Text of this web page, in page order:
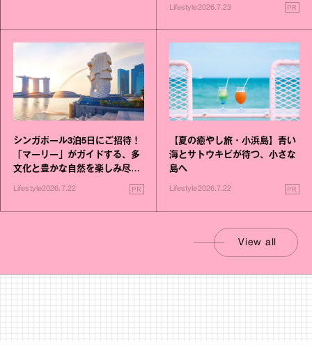
Lifestyle2026.7.23 PR
シンガポール3泊5日にご招待！
「マーリー」がガイドする、多
文化と豊かな自然を楽しみ尽く
Lifestyle2026.7.22 PR
【夏の癒やし旅・小浜島】青い
海とサトウキビが待つ、小さな
島へ
Lifestyle2026.7.22 PR
View all